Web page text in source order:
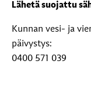
Lähetä suojattu
Kunnan vesi- ja
päivystys:
0400 571 039